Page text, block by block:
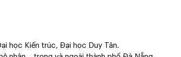
học Kiến trúc, Đại học Duy Tân.